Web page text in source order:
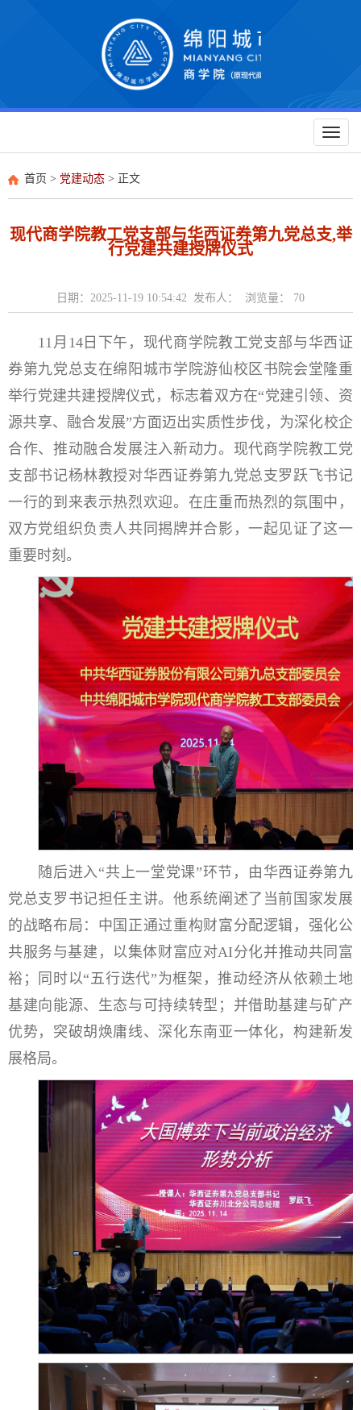
Toggle
首页 > 党建动态 > 正文
现代商学院教工党支部与华西证券第九党总支,举
行党建共建授牌仪式
日期：2025-11-19 10:54:42 发布人： 浏览量： 70
11月14日下午，现代商学院教工党支部与华西证
券第九党总支在绵阳城市学院游仙校区书院会堂隆重
举行党建共建授牌仪式，标志着双方在“党建引领、资
源共享、融合发展”方面迈出实质性步伐，为深化校企
合作、推动融合发展注入新动力。现代商学院教工党
支部书记杨林教授对华西证券第九党总支罗跃飞书记
一行的到来表示热烈欢迎。在庄重而热烈的氛围中，
双方党组织负责人共同揭牌并合影，一起见证了这一
重要时刻。
随后进入“共上一堂党课”环节，由华西证券第九
党总支罗书记担任主讲。他系统阐述了当前国家发展
的战略布局：中国正通过重构财富分配逻辑，强化公
共服务与基建，以集体财富应对AI分化并推动共同富
裕；同时以“五行迭代”为框架，推动经济从依赖土地
基建向能源、生态与可持续转型；并借助基建与矿产
优势，突破胡焕庸线、深化东南亚一体化，构建新发
展格局。